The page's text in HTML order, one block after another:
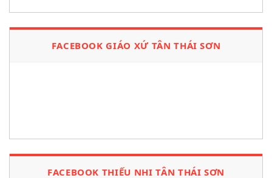
FACEBOOK GIÁO XỨ TÂN THÁI SƠN
FACEBOOK THIẾU NHI TÂN THÁI SƠN